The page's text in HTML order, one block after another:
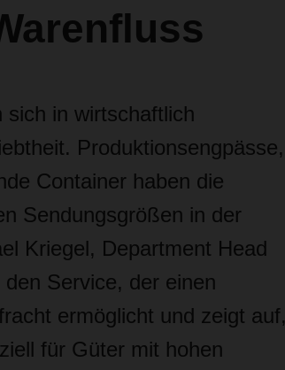
sich in wirtschaftlich
Produktionsengpässe,
Container haben die
Sendungsgrößen in der
Kriegel, Department Head
Service, der einen
ermöglicht und zeigt auf,
für Güter mit hohen